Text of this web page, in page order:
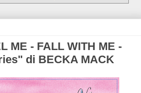
ME - FALL WITH ME -
di BECKA MACK